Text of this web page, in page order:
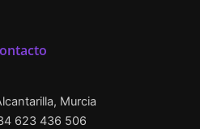
Murcia
623 436 506